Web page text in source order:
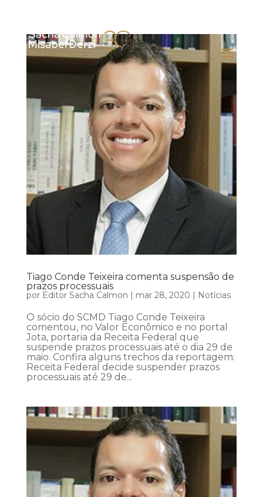
Tiago Conde Teixeira comenta suspensão de
prazos processuais
por Editor Sacha Calmon | mar 28, 2020 | Notícias
O sócio do SCMD Tiago Conde Teixeira
comentou, no Valor Econômico e no portal
Jota, portaria da Receita Federal que
suspende prazos processuais até o dia 29 de
maio. Confira alguns trechos da reportagem:
Receita Federal decide suspender prazos
processuais até 29 de...